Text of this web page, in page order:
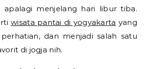
apalagi menjelang hari libur tiba.
wisata pantai di yogyakarta yang
dan menjadi salah satu
di jogja nih.